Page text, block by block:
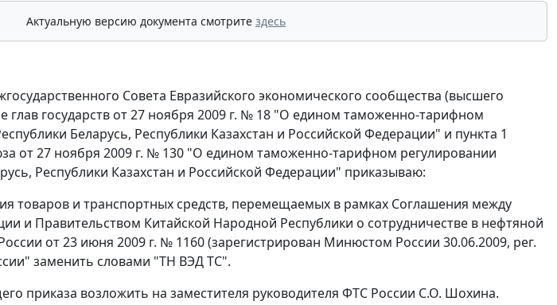
Актуальную версию документа смотрите здесь
Совета Евразийского экономического сообщества (высшего
глав государств от 27 ноября 2009 г. № 18 "О едином таможенно-тарифном
Беларусь, Республики Казахстан и Российской Федерации" и пункта 1
от 27 ноября 2009 г. № 130 "О едином таможенно-тарифном регулировании
Республики Казахстан и Российской Федерации" приказываю:
товаров и транспортных средств, перемещаемых в рамках Соглашения между
и Правительством Китайской Народной Республики о сотрудничестве в нефтяной
от 23 июня 2009 г. № 1160 (зарегистрирован Минюстом России 30.06.2009, peг.
заменить словами "ТН ВЭД ТС".
приказа возложить на заместителя руководителя ФТС России С.О. Шохина.